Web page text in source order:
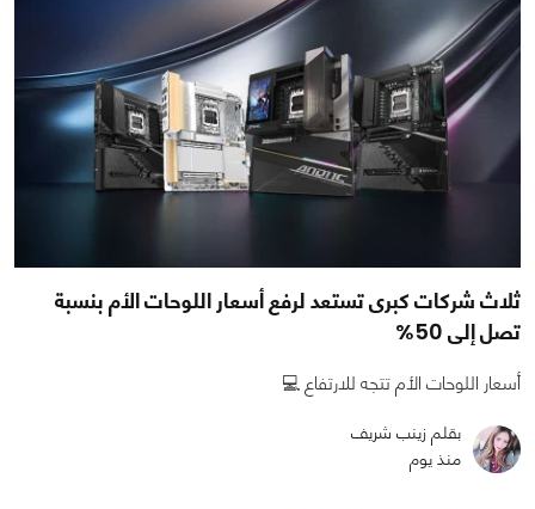
ثلاث شركات كبرى تستعد لرفع أسعار اللوحات الأم بنسبة
تصل إلى 50%
أسعار اللوحات الأم تتجه للارتفاع 💻
بقلم زينب شريف
منذ يوم